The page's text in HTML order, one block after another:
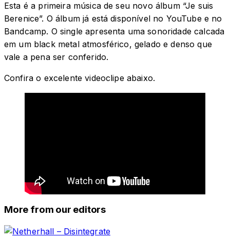
Esta é a primeira música de seu novo álbum “Je suis
Berenice”. O álbum já está disponível no YouTube e no
Bandcamp. O single apresenta uma sonoridade calcada
em um black metal atmosférico, gelado e denso que
vale a pena ser conferido.
Confira o excelente videoclipe abaixo.
More from our editors